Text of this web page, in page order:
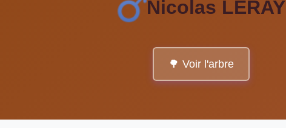
Nicolas LERAY
🌳 Voir l'arbre